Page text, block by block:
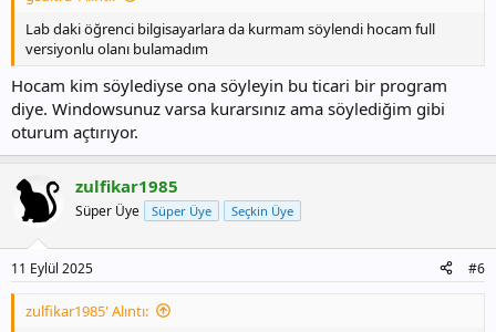
Lab daki öğrenci bilgisayarlara da kurmam söylendi hocam full
versiyonlu olanı bulamadım
Hocam kim söylediyse ona söyleyin bu ticari bir program
diye. Windowsunuz varsa kurarsınız ama söylediğim gibi
oturum açtırıyor.
zulfikar1985
Süper Üye Süper Üye Seçkin Üye
11 Eylül 2025 #6
zulfikar1985' Alıntı: